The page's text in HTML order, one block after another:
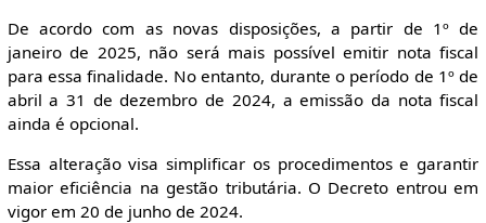
De acordo com as novas disposições, a partir de 1º de
janeiro de 2025, não será mais possível emitir nota fiscal
para essa finalidade. No entanto, durante o período de 1º de
abril a 31 de dezembro de 2024, a emissão da nota fiscal
ainda é opcional.
Essa alteração visa simplificar os procedimentos e garantir
maior eficiência na gestão tributária. O Decreto entrou em
vigor em 20 de junho de 2024.